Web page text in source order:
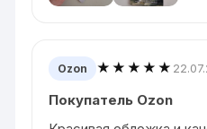
Ozon ★★★★★
Покупатель Ozon